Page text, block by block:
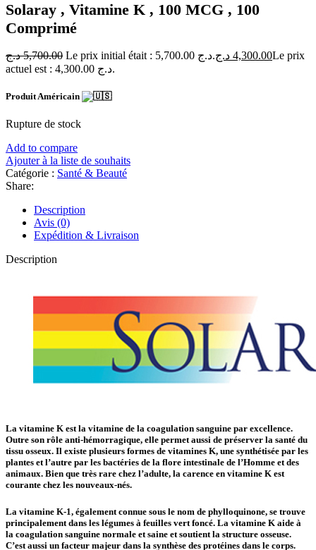
Solaray , Vitamine K , 100 MCG , 100
Comprimé
5,700.00 د.ج Le prix initial était : 5,700.00 د.ج. 4,300.00 د.ج
Le prix
actuel est : 4,300.00 د.ج.
Produit Américain
Rupture de stock
Add to compare
Ajouter à la liste de souhaits
Catégorie : Santé & Beauté
Share:
Description
Avis (0)
Expédition & Livraison
Description
La vitamine K est la vitamine de la coagulation sanguine par excellence.
Outre son rôle anti-hémorragique, elle permet aussi de préserver la santé du
tissu osseux. Il existe plusieurs formes de vitamines K, une synthétisée par les
plantes et l’autre par les bactéries de la flore intestinale de l’Homme et des
animaux. Bien que très rare chez l’adulte, la carence en vitamine K est
courante chez les nouveaux-nés.
La vitamine K-1, également connue sous le nom de phylloquinone, se trouve
principalement dans les légumes à feuilles vert foncé. La vitamine K aide à
la coagulation sanguine normale et saine et soutient la structure osseuse.
C’est aussi un facteur majeur dans la synthèse des protéines dans le corps.